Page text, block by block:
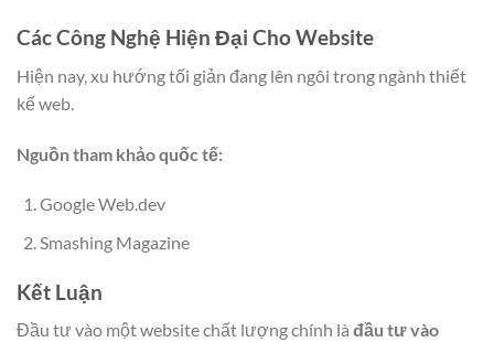
Các Công Nghệ Hiện Đại Cho Website
Hiện nay, xu hướng tối giản đang lên ngôi trong ngành thiết
kế web.
Nguồn tham khảo quốc tế:
Google Web.dev
Smashing Magazine
Kết Luận
Đầu tư vào một website chất lượng chính là đầu tư vào